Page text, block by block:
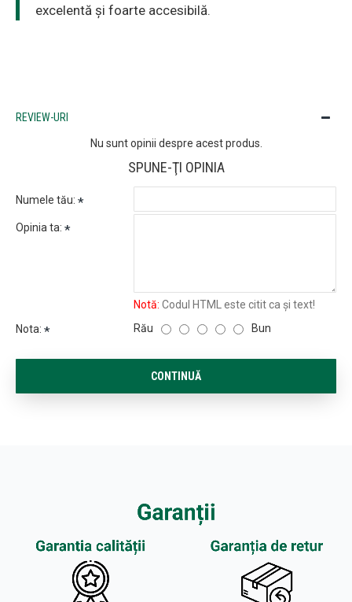
excelentă și foarte accesibilă.
REVIEW-URI
Nu sunt opinii despre acest produs.
SPUNE-ŢI OPINIA
Numele tău:
Opinia ta:
Notă: Codul HTML este citit ca şi text!
Nota:
Rău Bun
CONTINUĂ